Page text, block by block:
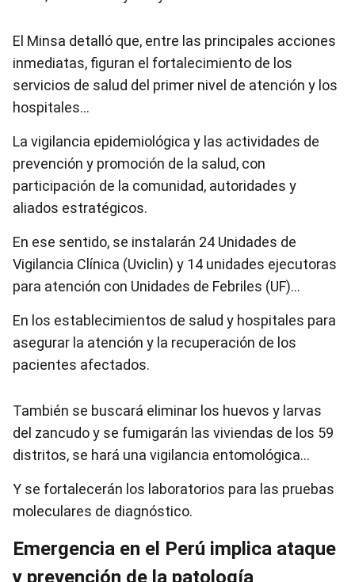
El Minsa detalló que, entre las principales acciones
inmediatas, figuran el fortalecimiento de los
servicios de salud del primer nivel de atención y los
hospitales…
La vigilancia epidemiológica y las actividades de
prevención y promoción de la salud, con
participación de la comunidad, autoridades y
aliados estratégicos.
En ese sentido, se instalarán 24 Unidades de
Vigilancia Clínica (Uviclin) y 14 unidades ejecutoras
para atención con Unidades de Febriles (UF)…
En los establecimientos de salud y hospitales para
asegurar la atención y la recuperación de los
pacientes afectados.
También se buscará eliminar los huevos y larvas
del zancudo y se fumigarán las viviendas de los 59
distritos, se hará una vigilancia entomológica…
Y se fortalecerán los laboratorios para las pruebas
moleculares de diagnóstico.
Emergencia en el Perú implica ataque
y prevención de la patología